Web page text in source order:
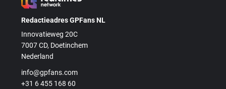
Redactieadres GPFans NL
Innovatieweg 20C
7007 CD, Doetinchem
Nederland
info@gpfans.com
+31 6 455 168 60